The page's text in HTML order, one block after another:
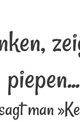
piepen...
man